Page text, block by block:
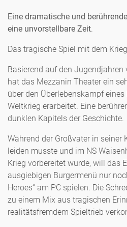
Eine dramatische und
eine unvorstellbare Zeit.
Das tragische Spiel mit dem Krieg
Basierend auf den Jugendjahren
hat das Mezzanin Theater ein
über den Überlebenskampf
Weltkrieg erarbeitet. Eine
dunklen Kapitels der Geschichte.
Während der Großvater in seiner
leiden musste und im NS
Krieg vorbereitet wurde, will das
ausgiebigen Burgermenü nur
Heroes“ am PC spielen. Die
zu einem Mix aus tragischen
realitätsfremdem Spieltrieb